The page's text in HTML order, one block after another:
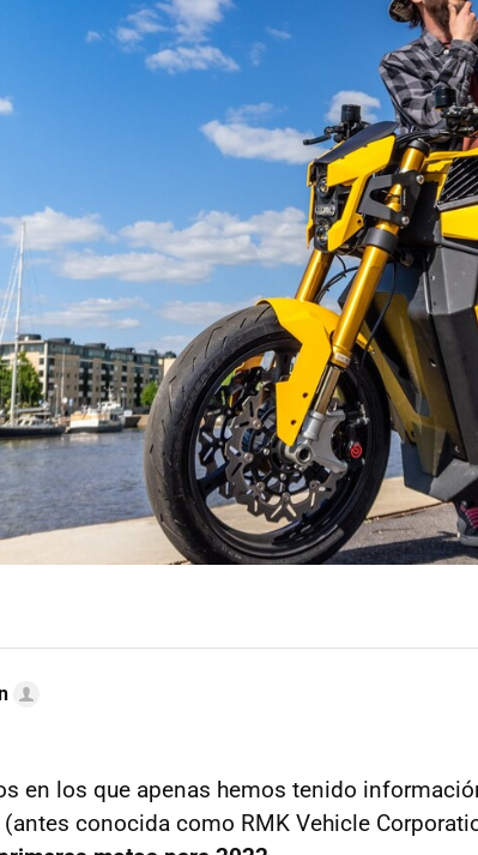
en los que apenas hemos tenido
(antes conocida como RMK Vehicle